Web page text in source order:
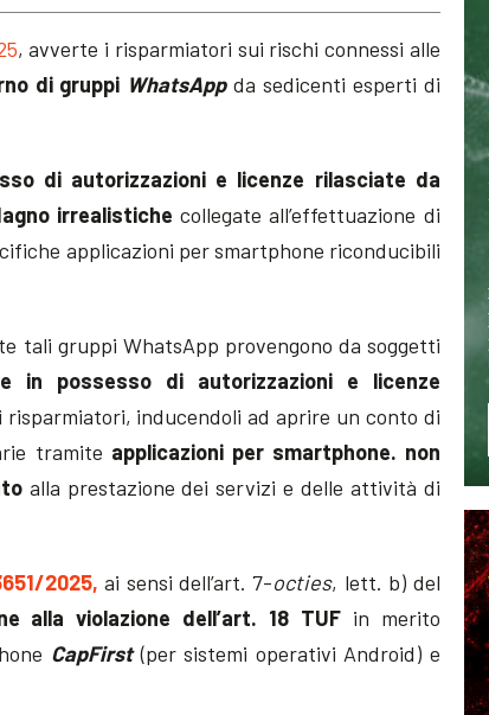
, avverte i risparmiatori sui rischi connessi alle
di gruppi WhatsAppda sedicenti esperti di
di autorizzazioni e licenze rilasciate da
irrealistiche collegate all’effettuazione di
applicazioni per smartphone riconducibili
tali gruppi WhatsApp provengono da soggetti
in possesso di autorizzazioni e licenze
inducendoli ad aprire un conto di
tramite applicazioni per smartphone. non
alla prestazione dei servizi e delle attività di
2025,ai sensi dell’art. 7-octies, lett. b) del
alla violazione dell’art. 18 TUF in merito
CapFirst(per sistemi operativi Android) e